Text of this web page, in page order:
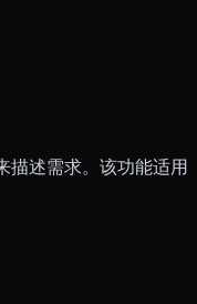
描述需求。该功能适用